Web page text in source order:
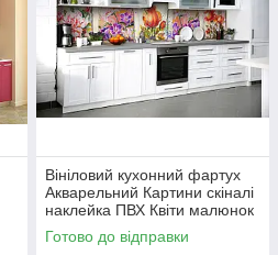
Вініловий кухонний фартух
Акварельний Картини скіналі
наклейка ПВХ Квіти малюнок
фарби Фіолетовий 600х2000
мм
Готово до відправки